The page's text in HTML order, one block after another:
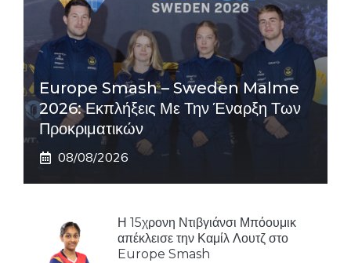
Europe Smash – Sweden Malme
2026: Εκπλήξεις Με Την Έναρξη Των
Προκριματικών
08/08/2026
Η 15χρονη Ντιβγιάνσι Μπόουμικ
απέκλεισε την Καμίλ Λουτζ στο
Europe Smash